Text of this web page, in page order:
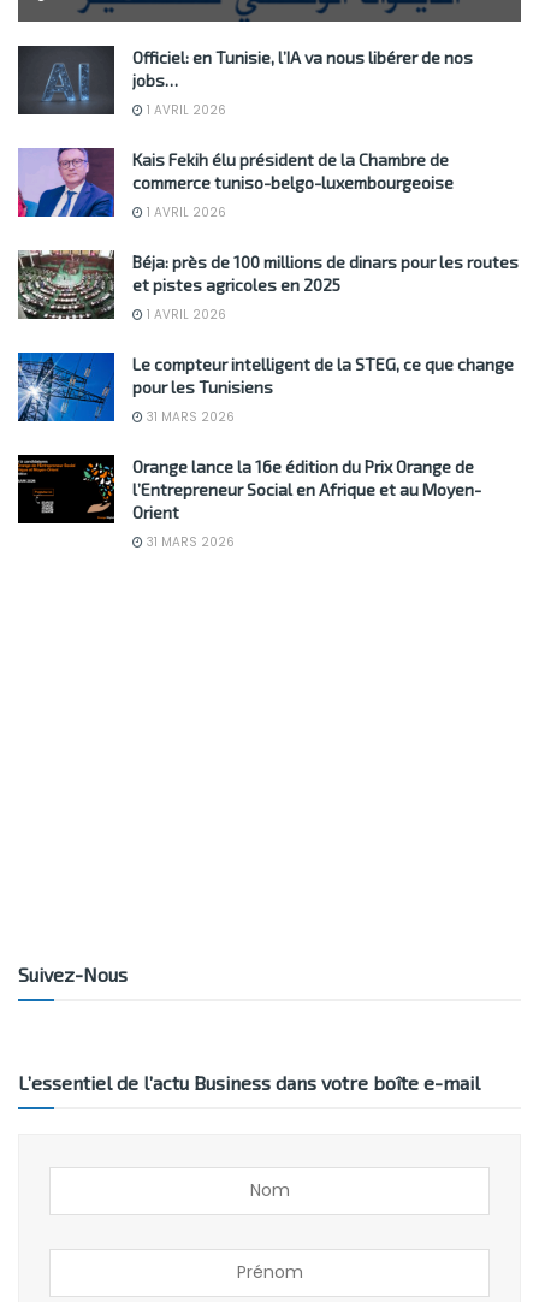
Officiel: en Tunisie, l’IA va nous libérer de nos
jobs…
1 AVRIL 2026
Kais Fekih élu président de la Chambre de
commerce tuniso-belgo-luxembourgeoise
1 AVRIL 2026
Béja: près de 100 millions de dinars pour les routes
et pistes agricoles en 2025
1 AVRIL 2026
Le compteur intelligent de la STEG, ce que change
pour les Tunisiens
31 MARS 2026
Orange lance la 16e édition du Prix Orange de
l’Entrepreneur Social en Afrique et au Moyen-
Orient
31 MARS 2026
Suivez-Nous
L’essentiel de l’actu Business dans votre boîte e-mail